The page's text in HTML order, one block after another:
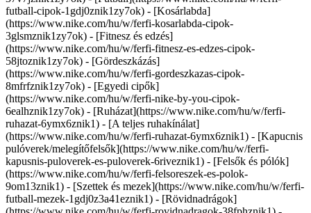
futball-cipok-1gdj0znik1zy7ok) - [Kosárlabda]
(https://www.nike.com/hu/w/ferfi-kosarlabda-cipok-
3glsmznik1zy7ok) - [Fitnesz és edzés]
(https://www.nike.com/hu/w/ferfi-fitnesz-es-edzes-cipok-
58jtoznik1zy7ok) - [Gördeszkázás]
(https://www.nike.com/hu/w/ferfi-gordeszkazas-cipok-
8mfrfznik1zy7ok) - [Egyedi cipők]
(https://www.nike.com/hu/w/ferfi-nike-by-you-cipok-
6ealhznik1zy7ok) - [Ruházat](https://www.nike.com/hu/w/ferfi-
ruhazat-6ymx6znik1) - [A teljes ruhakínálat]
(https://www.nike.com/hu/w/ferfi-ruhazat-6ymx6znik1) - [Kapucnis
pulóverek/melegítőfelsők](https://www.nike.com/hu/w/ferfi-
kapusnis-puloverek-es-puloverek-6riveznik1) - [Felsők és pólók]
(https://www.nike.com/hu/w/ferfi-felsoreszek-es-polok-
9om13znik1) - [Szettek és mezek](https://www.nike.com/hu/w/ferfi-
futball-mezek-1gdj0z3a41eznik1) - [Rövidnadrágok]